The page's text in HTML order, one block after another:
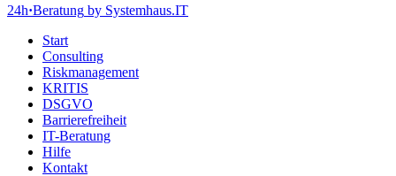
24h·Beratung by Systemhaus.IT
Start
Consulting
Riskmanagement
KRITIS
DSGVO
Barrierefreiheit
IT-Beratung
Hilfe
Kontakt